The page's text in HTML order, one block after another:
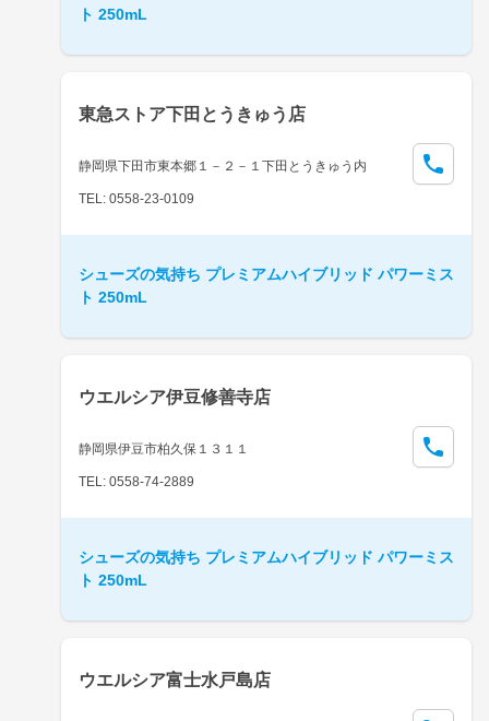
ト 250mL
東急ストア下田とうきゅう店
静岡県下田市東本郷１－２－１下田とうきゅう内
TEL: 0558-23-0109
シューズの気持ち プレミアムハイブリッド パワーミス
ト 250mL
ウエルシア伊豆修善寺店
静岡県伊豆市柏久保１３１１
TEL: 0558-74-2889
シューズの気持ち プレミアムハイブリッド パワーミス
ト 250mL
ウエルシア富士水戸島店